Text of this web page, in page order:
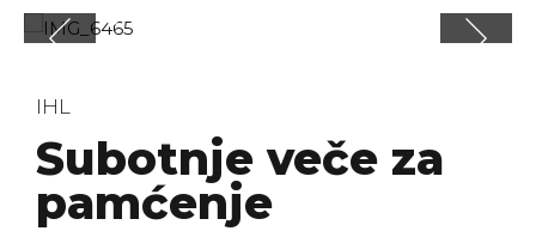
IHL
Subotnje veče za
pamćenje